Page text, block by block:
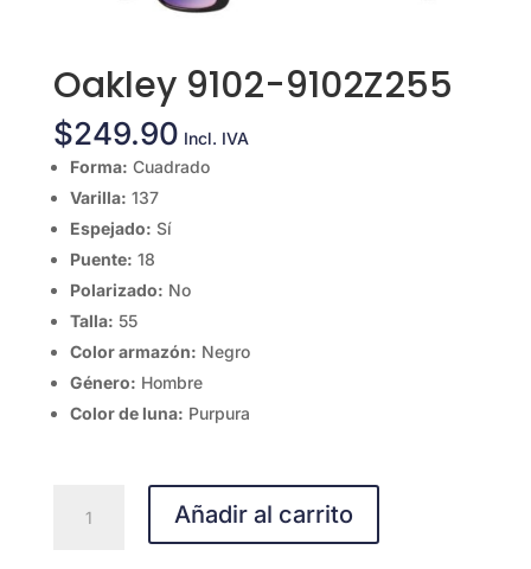
Oakley 9102-9102Z255
$249.90 Incl. IVA
Forma: Cuadrado
Varilla: 137
Espejado: Sí
Puente: 18
Polarizado: No
Talla: 55
Color armazón: Negro
Género: Hombre
Color de luna: Purpura
9102-
Añadir al carrito